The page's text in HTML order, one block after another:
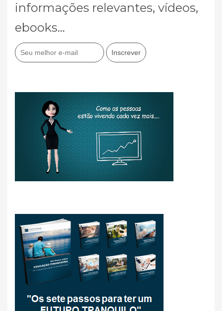
informações relevantes, vídeos,
ebooks...